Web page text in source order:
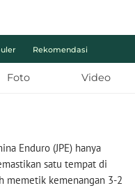
Rekomendasi
Foto Video
Enduro (JPE) hanya
satu tempat di
memetik kemenangan 3-2